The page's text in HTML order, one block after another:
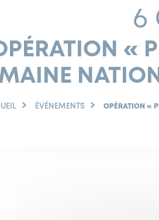
6
«
ÉVÉNEMENTS OPÉRATION «